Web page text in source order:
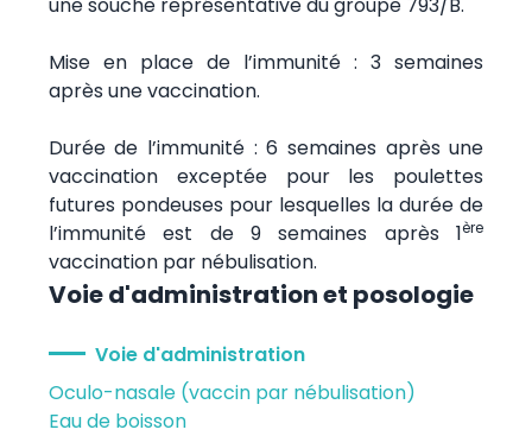
Mise en place de l’immunité : 3 semaines
après une vaccination.
Durée de l’immunité : 6 semaines après une
vaccination exceptée pour les poulettes
futures pondeuses pour lesquelles la durée de
l’immunité est de 9 semaines après 1ère
vaccination par nébulisation.
Voie d'administration et posologie
Voie d'administration
Oculo-nasale (vaccin par nébulisation)
Eau de boisson